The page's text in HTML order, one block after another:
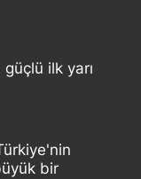
güçlü ilk yarı
bir